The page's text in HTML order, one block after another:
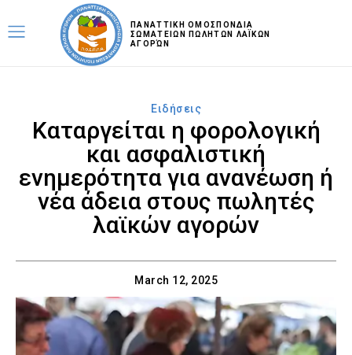
ΠΑΝΑΤΤΙΚΗ ΟΜΟΣΠΟΝΔΙΑ
ΣΩΜΑΤΕΙΩΝ ΠΩΛΗΤΩΝ ΛΑΪΚΩΝ
ΑΓΟΡΏΝ
Ειδήσεις
Καταργείται η φορολογική
και ασφαλιστική
ενημερότητα για ανανέωση ή
νέα άδεια στους πωλητές
λαϊκών αγορών
March 12, 2025